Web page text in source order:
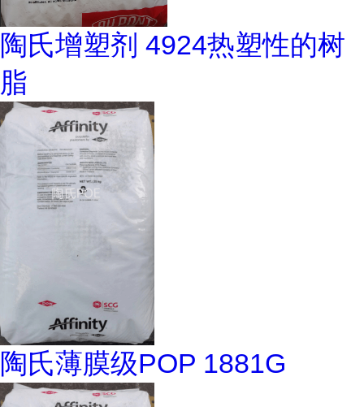
陶氏增塑剂 4924热塑性的树
脂
陶氏薄膜级POP 1881G